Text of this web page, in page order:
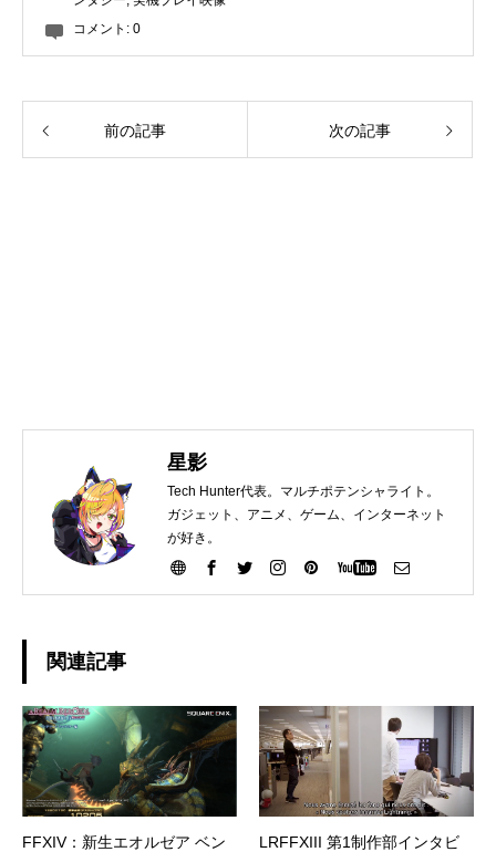
コメント: 0
前の記事 次の記事
星影
Tech Hunter代表。マルチポテンシャライト。
ガジェット、アニメ、ゲーム、インターネット
が好き。
関連記事
FFXIV：新生エオルゼア ベン LRFFXIII 第1制作部インタビ